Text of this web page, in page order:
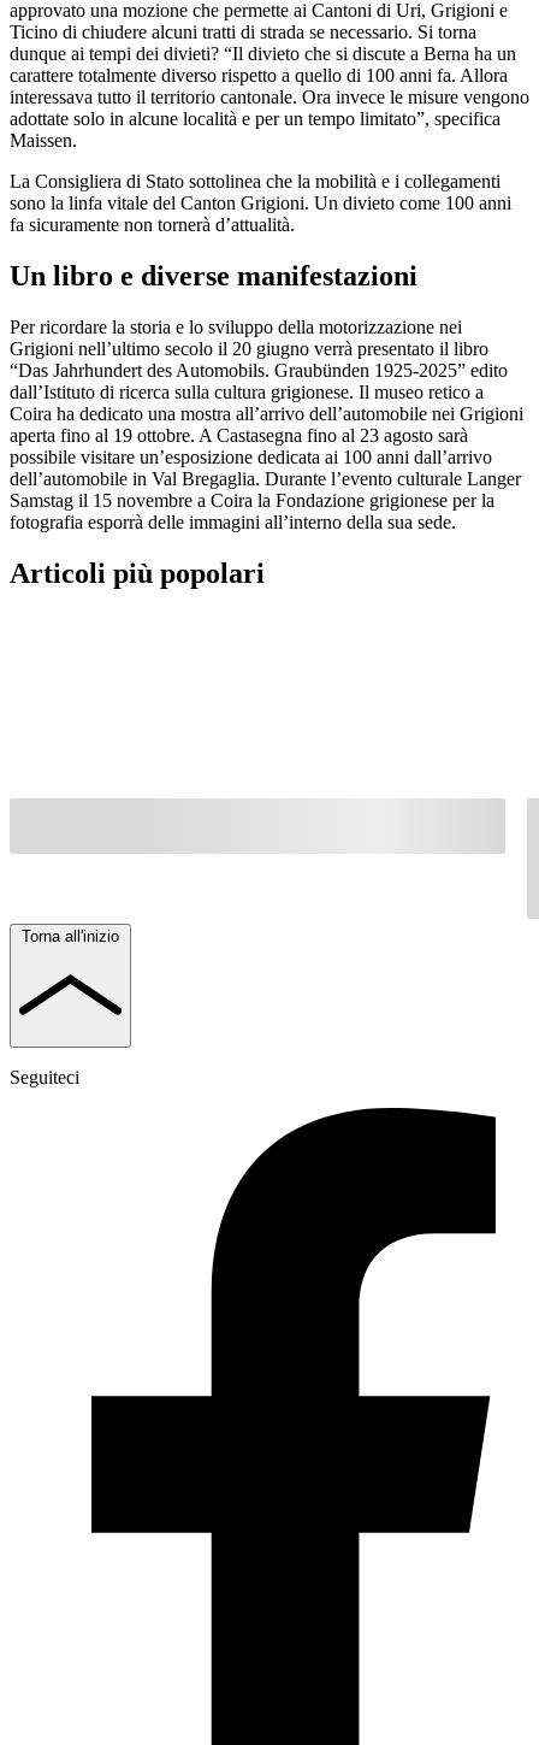
approvato una mozione che permette ai Cantoni di Uri, Grigioni e
Ticino di chiudere alcuni tratti di strada se necessario. Si torna
dunque ai tempi dei divieti? “Il divieto che si discute a Berna ha un
carattere totalmente diverso rispetto a quello di 100 anni fa. Allora
interessava tutto il territorio cantonale. Ora invece le misure vengono
adottate solo in alcune località e per un tempo limitato”, specifica
Maissen.
La Consigliera di Stato sottolinea che la mobilità e i collegamenti
sono la linfa vitale del Canton Grigioni. Un divieto come 100 anni
fa sicuramente non tornerà d’attualità.
Un libro e diverse manifestazioni
Per ricordare la storia e lo sviluppo della motorizzazione nei
Grigioni nell’ultimo secolo il 20 giugno verrà presentato il libro
“Das Jahrhundert des Automobils. Graubünden 1925-2025” edito
dall’Istituto di ricerca sulla cultura grigionese. Il museo retico a
Coira ha dedicato una mostra all’arrivo dell’automobile nei Grigioni
aperta fino al 19 ottobre. A Castasegna fino al 23 agosto sarà
possibile visitare un’esposizione dedicata ai 100 anni dall’arrivo
dell’automobile in Val Bregaglia. Durante l’evento culturale Langer
Samstag il 15 novembre a Coira la Fondazione grigionese per la
fotografia esporrà delle immagini all’interno della sua sede.
Articoli più popolari
Torna all'inizio
Seguiteci